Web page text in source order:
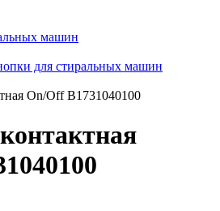
машин
для стиральных машин
On/Off B1731040100